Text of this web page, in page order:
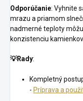
Odporúčanie: Vyhnite
mrazu a priamom
nadmerné teploty
konzistenciu
💡Rady:
Kompletný
- Príprava a